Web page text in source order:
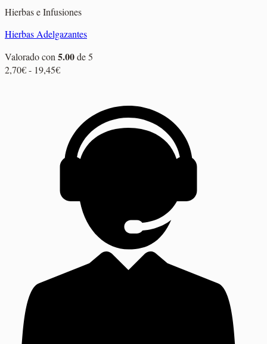
Hierbas e Infusiones
Hierbas Adelgazantes
Valorado con 5.00de 5
2,70€- 19,45€Rango
hasta
19,45€